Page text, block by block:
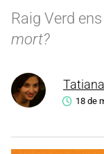
Raig Verd
mort?
18 de